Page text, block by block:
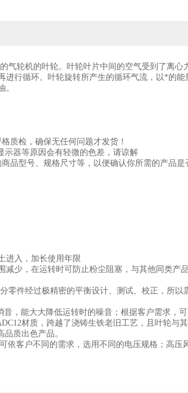
气轮机的叶轮。叶轮叶片中间的空气受到了离心
行循环。叶轮旋转所产生的循环气流，以*的
。
检，确保无任何问题才发货！
器等原因会有轻微的色差，请谅解
型号、规格尺寸等，以便确认你所需的产品是
入，加长使用年限
少，在运转时可防止粉尘阻塞，与其他同类产
零件经过极精密的平衡设计、测试、校正，所以
能大大降低运转时的噪音；根据客户需求，可
材质，跨越了浇铸生铁老旧工艺，且叶轮与
质出色产品。
客户不同的需求，选用不同的电压规格；高压